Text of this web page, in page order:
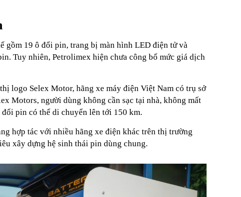
nhiều gia đình không còn lát kín sân bằng gạch? 2
gồm 19 ô đổi pin, trang bị màn hình LED điện tử và
Tuy nhiên, Petrolimex hiện chưa công bố mức giá dịch
logo Selex Motor, hãng xe máy điện Việt Nam có trụ sở
Motors, người dùng không cần sạc tại nhà, không mất
pin có thể di chuyển lên tới 150 km.
hợp tác với nhiều hãng xe điện khác trên thị trường
xây dựng hệ sinh thái pin dùng chung.